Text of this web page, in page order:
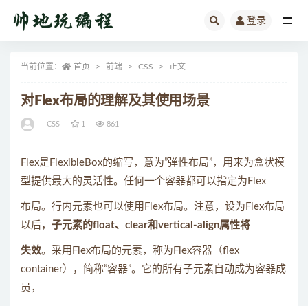
登录
当前位置： 首页 前端 CSS 正文
对Flex布局的理解及其使用场景
CSS 1 861
Flex是FlexibleBox的缩写，意为”弹性布局”，用来为盒状模
型提供最大的灵活性。任何一个容器都可以指定为Flex
布局。行内元素也可以使用Flex布局。注意，设为Flex布局
以后， 子元素的float、clear和vertical-align属性将
失效。采用Flex布局的元素，称为Flex容器（flex
container），简称”容器”。它的所有子元素自动成为容器成
员，